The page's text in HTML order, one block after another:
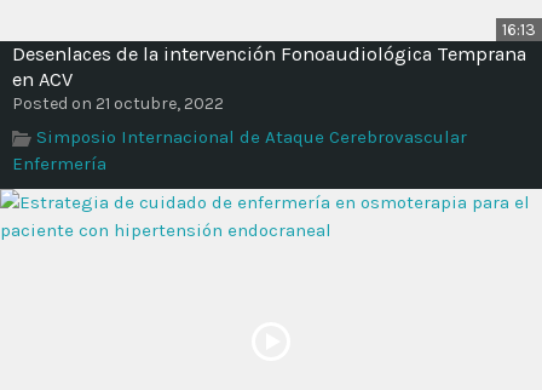
16:13
Desenlaces de la intervención Fonoaudiológica Temprana
en ACV
Posted on 21 octubre, 2022
Simposio Internacional de Ataque Cerebrovascular
Enfermería